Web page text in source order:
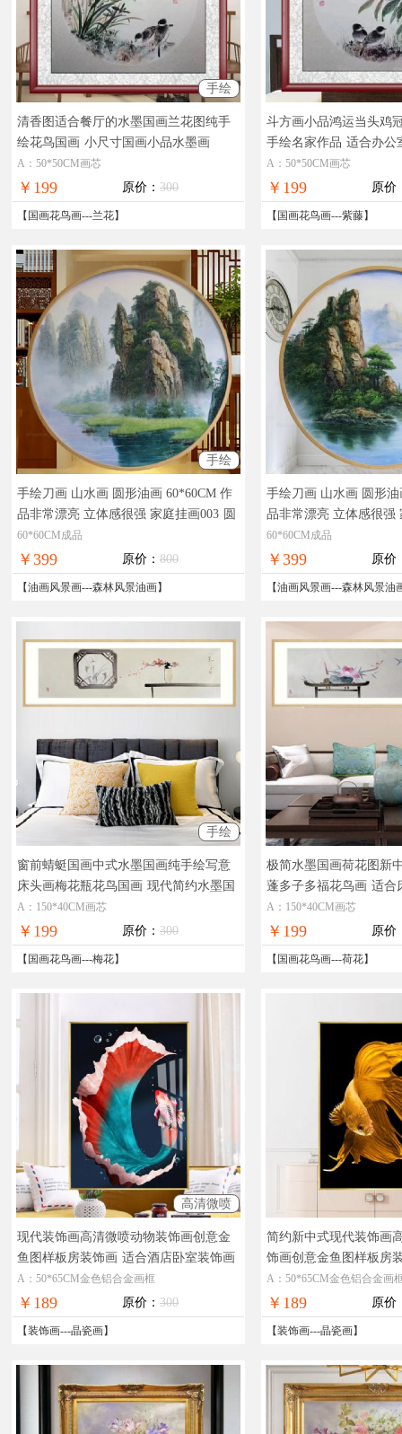
手绘
清香图适合餐厅的水墨国画兰花图纯手
绘花鸟国画 小尺寸国画小品水墨画
A：50*50CM画芯
￥199 原价： 300
【 国画花鸟画---兰花】
斗方画小品鸿运当头鸡
手绘名家作品 适合办公
画花鸟画
A：50*50CM画芯
￥199 原价
【 国画花鸟画---紫藤】
手绘
手绘刀画 山水画 圆形油画 60*60CM 作
品非常漂亮 立体感很强 家庭挂画003 圆
形油画，实物拍摄，现货图片，在线支
付，全国免邮
60*60CM成品
￥399 原价： 800
【油画风景画---森林风景油画】
手绘刀画 山水画 圆形油
品非常漂亮 立体感很强
形油画，实物拍摄，现
付，全国免邮
60*60CM成品
￥399 原价
【油画风景画---森林风景油
手绘
窗前蜻蜓国画中式水墨国画纯手绘写意
床头画梅花瓶花鸟国画 现代简约水墨国
画
A：150*40CM画芯
￥199 原价： 300
【 国画花鸟画---梅花】
极简水墨国画荷花图新
蓬多子多福花鸟画 适合
新中式国画
A：150*40CM画芯
￥199 原价
【 国画花鸟画---荷花】
高清微喷
现代装饰画高清微喷动物装饰画创意金
鱼图样板房装饰画 适合酒店卧室装饰画
A：50*65CM金色铝合金画框
￥189 原价： 300
【装饰画---晶瓷画】
简约新中式现代装饰画
饰画创意金鱼图样板房
酒店卧室装饰画
A：50*65CM金色铝合金画
￥189 原价
【装饰画---晶瓷画】